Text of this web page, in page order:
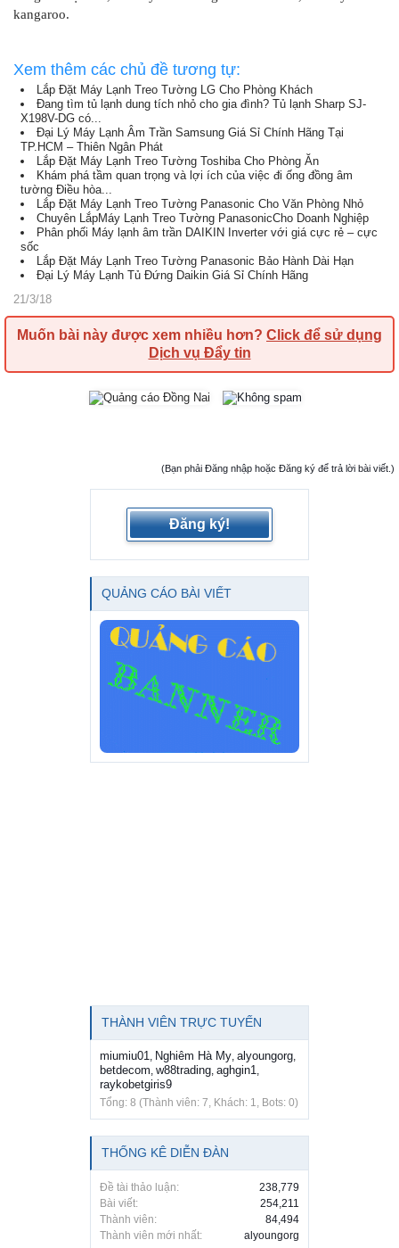
kangaroo.
Xem thêm các chủ đề tương tự:
Lắp Đặt Máy Lạnh Treo Tường LG Cho Phòng Khách
Đang tìm tủ lạnh dung tích nhỏ cho gia đình? Tủ lạnh Sharp SJ-
X198V-DG có...
Đại Lý Máy Lạnh Âm Trần Samsung Giá Sỉ Chính Hãng Tại
TP.HCM – Thiên Ngân Phát
Lắp Đặt Máy Lạnh Treo Tường Toshiba Cho Phòng Ăn
Khám phá tầm quan trọng và lợi ích của việc đi ống đồng âm
tường Điều hòa...
Lắp Đặt Máy Lạnh Treo Tường Panasonic Cho Văn Phòng Nhỏ
Chuyên LắpMáy Lạnh Treo Tường PanasonicCho Doanh Nghiệp
Phân phối Máy lạnh âm trần DAIKIN Inverter với giá cực rẻ – cực
sốc
Lắp Đặt Máy Lạnh Treo Tường Panasonic Bảo Hành Dài Hạn
Đại Lý Máy Lạnh Tủ Đứng Daikin Giá Sỉ Chính Hãng
21/3/18
Muốn bài này được xem nhiều hơn? Click để sử dụng
Dịch vụ Đẩy tin
(Bạn phải Đăng nhập hoặc Đăng ký để trả lời bài viết.)
Đăng ký!
QUẢNG CÁO BÀI VIẾT
THÀNH VIÊN TRỰC TUYẾN
miumiu01, Nghiêm Hà My, alyoungorg,
betdecom, w88trading, aghgin1,
raykobetgiris9
Tổng: 8 (Thành viên: 7, Khách: 1, Bots: 0)
THỐNG KÊ DIỄN ĐÀN
Đề tài thảo luận:
238,779
Bài viết:
254,211
Thành viên:
84,494
Thành viên mới nhất:
alyoungorg